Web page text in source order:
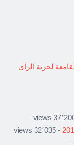
لحرية الرأي
- 32٬035 views